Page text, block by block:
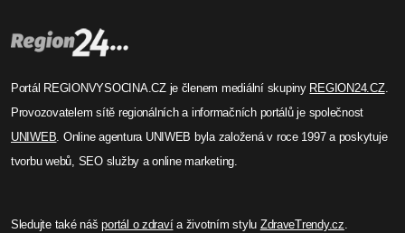
Portál REGIONVYSOCINA.CZ je členem mediální skupiny REGION24.CZ.
Provozovatelem sítě regionálních a informačních portálů je společnost
UNIWEB. Online agentura UNIWEB byla založená v roce 1997 a poskytuje
tvorbu webů, SEO služby a online marketing.
Sledujte také nášportál o zdravía životním stylu ZdraveTrendy.cz.